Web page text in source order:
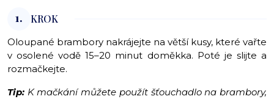
1. KROK
Oloupané brambory nakrájejte na větší kusy, které vařte
v osolené vodě 15–20 minut doměkka. Poté je slijte a
rozmačkejte.
Tip: K mačkání můžete použít šťouchadlo na brambory,